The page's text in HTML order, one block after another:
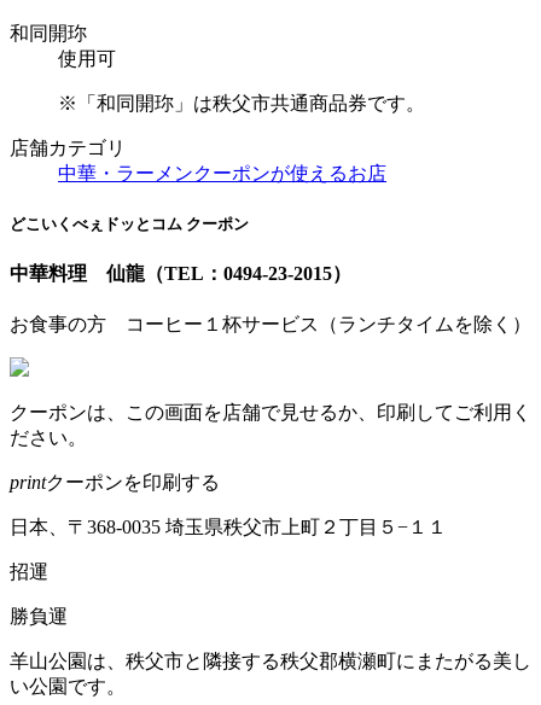
和同開珎
使用可
※「和同開珎」は秩父市共通商品券です。
店舗カテゴリ
中華・ラーメンクーポンが使えるお店
どこいくべぇドッとコム クーポン
中華料理 仙龍 （TEL：0494-23-2015）
お食事の方 コーヒー１杯サービス（ランチタイムを除く）
クーポンは、この画面を店舗で見せるか、印刷してご利用く
ださい。
printクーポンを印刷する
日本、〒368-0035 埼玉県秩父市上町２丁目５−１１
招運
勝負運
羊山公園は、秩父市と隣接する秩父郡横瀬町にまたがる美し
い公園です。